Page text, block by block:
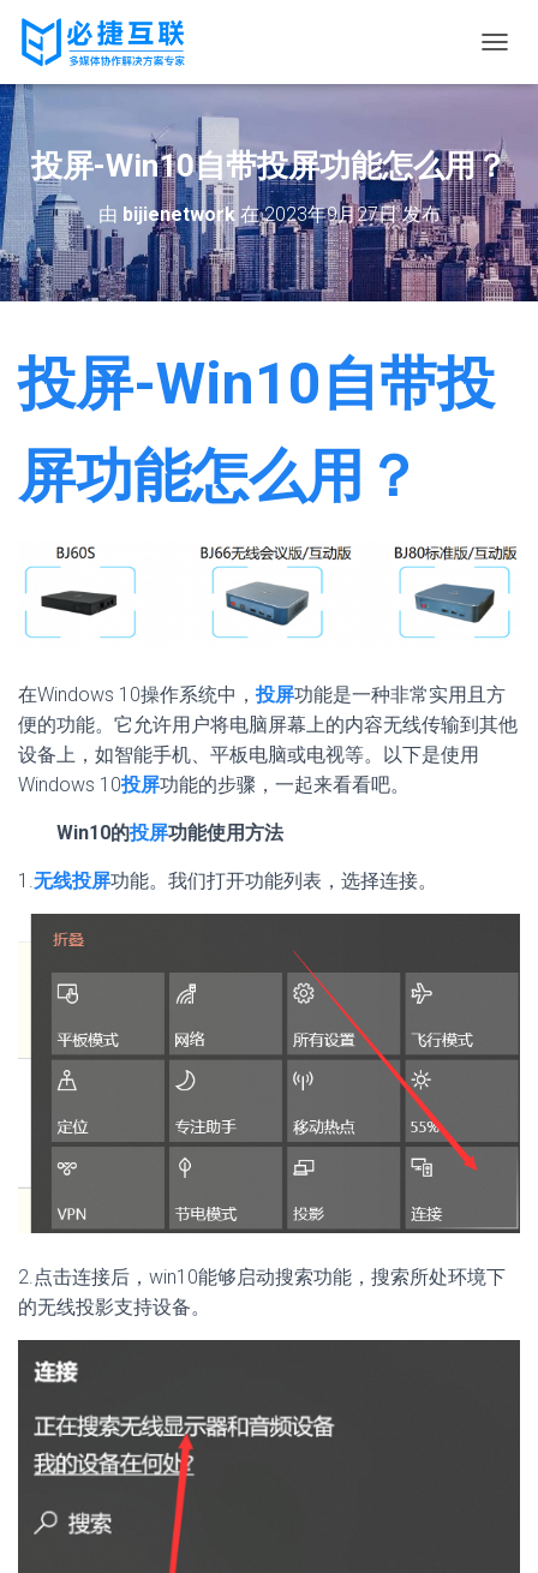
换
投屏-Win10自带投屏功能怎么用？
由 bijienetwork在2023年9月27日发布
投屏-Win10自带投
屏功能怎么用？
在Windows 10操作系统中， 投屏功能是一种非常实用且方
便的功能。它允许用户将电脑屏幕上的内容无线传输到其他
设备上，如智能手机、平板电脑或电视等。以下是使用
Windows 10投屏功能的步骤，一起来看看吧。
Win10的投屏功能使用方法
1.无线投屏功能。我们打开功能列表，选择连接。
2.点击连接后，win10能够启动搜索功能，搜索所处环境下
的无线投影支持设备。